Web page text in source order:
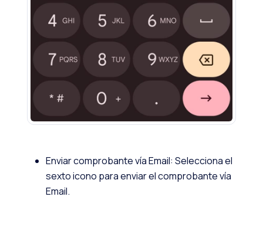
Enviar comprobante vía Email: Selecciona el
sexto icono para enviar el comprobante vía
Email.